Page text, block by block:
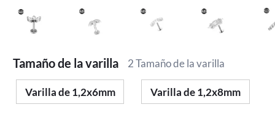
Tamaño de la varilla 2 Tamaño de la varilla
Varilla de 1,2x6mm Varilla de 1,2x8mm